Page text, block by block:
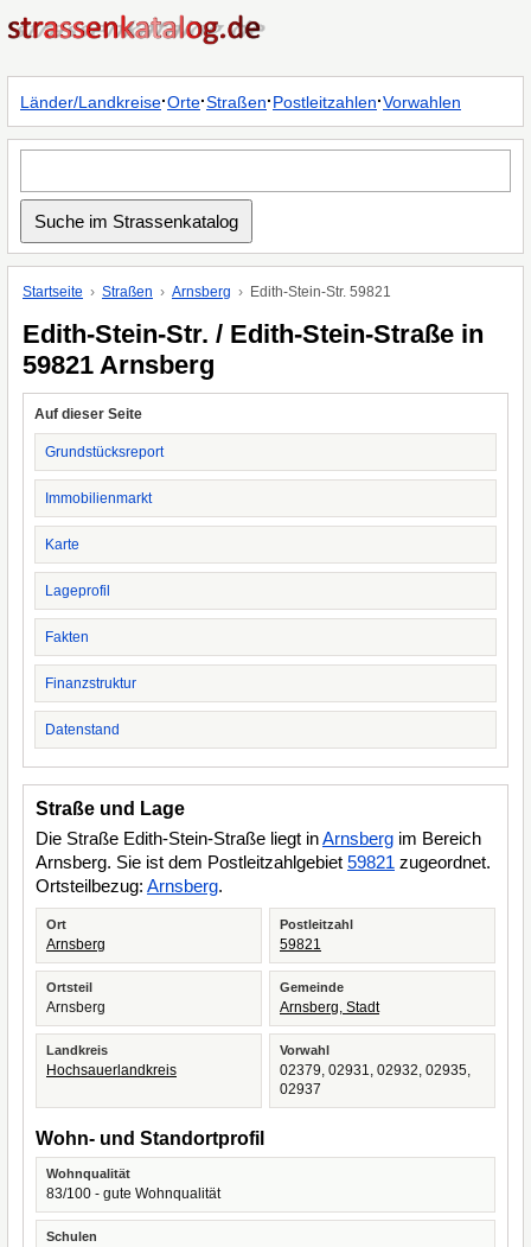
Länder/Landkreise·Orte·Straßen·Postleitzahlen·Vorwahlen
Startseite Straßen Arnsberg Edith-Stein-Str. 59821
Edith-Stein-Str. / Edith-Stein-Straße in
59821 Arnsberg
Auf dieser Seite
Grundstücksreport
Immobilienmarkt
Karte
Lageprofil
Fakten
Finanzstruktur
Datenstand
Straße und Lage
Die Straße Edith-Stein-Straße liegt inArnsberg im Bereich
Arnsberg. Sie ist dem Postleitzahlgebiet 59821 zugeordnet.
Ortsteilbezug: Arnsberg.
Ort
Arnsberg
Postleitzahl
59821
Ortsteil
Arnsberg
Gemeinde
Arnsberg, Stadt
Landkreis
Hochsauerlandkreis
Vorwahl
02379, 02931, 02932, 02935,
02937
Wohn- und Standortprofil
Wohnqualität
83/100 - gute Wohnqualität
Schulen